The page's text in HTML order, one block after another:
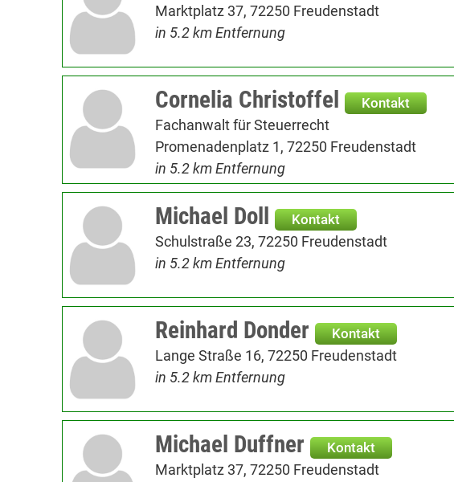
Marktplatz 37, 72250 Freudenstadt
in 5.2 km Entfernung
Cornelia Christoffel Kontakt
Fachanwalt für Steuerrecht
Promenadenplatz 1, 72250 Freudenstadt
in 5.2 km Entfernung
Michael Doll Kontakt
Schulstraße 23, 72250 Freudenstadt
in 5.2 km Entfernung
Reinhard Donder Kontakt
Lange Straße 16, 72250 Freudenstadt
in 5.2 km Entfernung
Michael Duffner Kontakt
Marktplatz 37, 72250 Freudenstadt